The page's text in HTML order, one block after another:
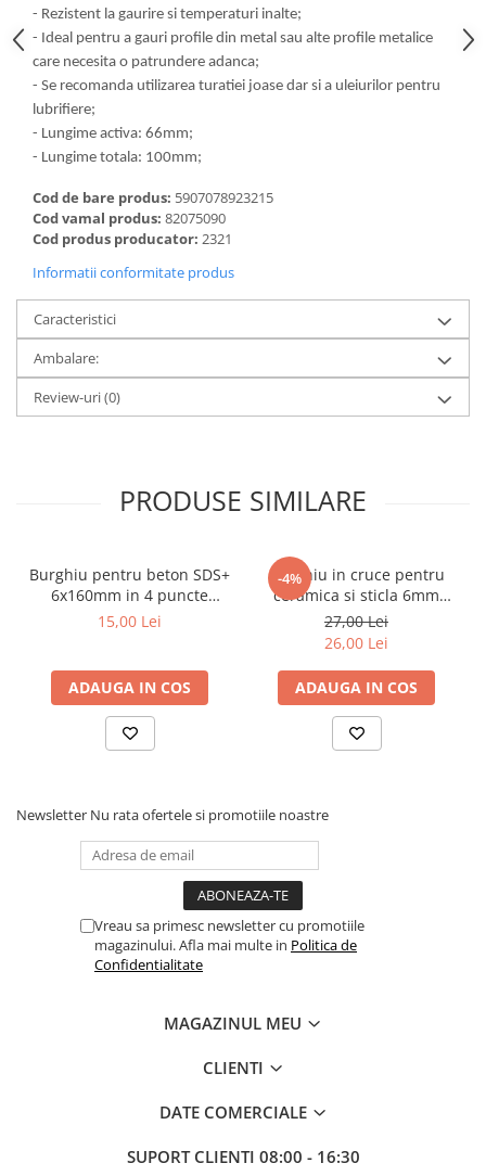
Freze pentru gaurire lemn si gips
carton
Discuri pentru taiere si slefuire
Discuri lamelare cu smirghel
Discuri pentru ferastrau circular
Discuri pentru slefuire gleturi
Discuri pentru taiere si polizare
metal
Distantieri nivelare si fixare
Distantieri cruce, tip T si penite
Distantieri pentru nivelare
Echipamente pentru protectie
Centuri scule si hamuri
Manusi pentru protectie
Saci pentru menaj
Chingi si cordeline
Coliere din plastic
Lampi pe gaz, fludor
Ventuze
Gletiere, spacluri si mistrii
Alte gletiere
Gletiere profesionale
Mistrii drepte si pentru colturi
- Rezistent la gaurire si temperaturi inalte;
- Ideal pentru a gauri profile din metal sau alte profile metalice
care necesita o patrundere adanca;
- Se recomanda utilizarea turatiei joase dar si a uleiurilor pentru
lubrifiere;
- Lungime activa: 66mm;
- Lungime totala: 100mm;
Cod de bare produs: 5907078923215
Cod vamal produs: 82075090
Cod produs producator: 2321
Informatii conformitate produs
Caracteristici
Ambalare:
Review-uri(0)
PRODUSE SIMILARE
Burghiu pentru beton SDS+
6x160mm in 4 puncte
PROFESIONAL Draumet
15,00 Lei
ADAUGA IN COS
-4%
Burghiu in cruce pentru
ceramica si sticla 6mm
Draumet
27,00 Lei
26,00 Lei
ADAUGA IN COS
Newsletter Nu rata ofertele si promotiile noastre
Vreau sa primesc newsletter cu promotiile
magazinului. Afla mai multe in Politica de
Confidentialitate
MAGAZINUL MEU
CLIENTI
DATE COMERCIALE
SUPORT CLIENTI 08:00 - 16:30